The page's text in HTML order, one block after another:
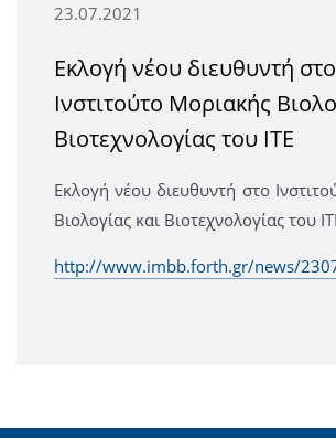
23.07.2021
Εκλογή νέου διευθυντή στο
Ινστιτούτο Μοριακής
Βιοτεχνολογίας του ΙΤΕ
Εκλογή νέου διευθυντή στο
Βιολογίας και Βιοτεχνολογίας του
http://www.imbb.forth.gr/news/